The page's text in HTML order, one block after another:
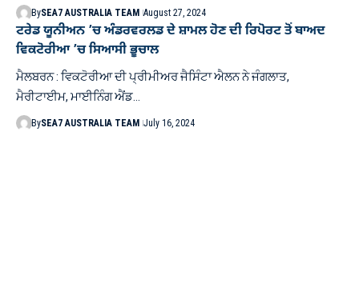
BySEA7 AUSTRALIA TEAM August 27, 2024
ਟਰੇਡ ਯੂਨੀਅਨ ’ਚ ਅੰਡਰਵਰਲਡ ਦੇ ਸ਼ਾਮਲ ਹੋਣ ਦੀ ਰਿਪੋਰਟ ਤੋਂ ਬਾਅਦ
ਵਿਕਟੋਰੀਆ ’ਚ ਸਿਆਸੀ ਭੂਚਾਲ
ਮੈਲਬਰਨ : ਵਿਕਟੋਰੀਆ ਦੀ ਪ੍ਰੀਮੀਅਰ ਜੈਸਿੰਟਾ ਐਲਨ ਨੇ ਜੰਗਲਾਤ,
ਮੈਰੀਟਾਈਮ, ਮਾਈਨਿੰਗ ਐਂਡ…
BySEA7 AUSTRALIA TEAM July 16, 2024